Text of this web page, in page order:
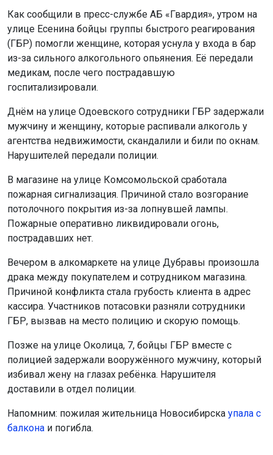
Как сообщили в пресс-службе АБ «Гвардия», утром на
улице Есенина бойцы группы быстрого реагирования
(ГБР) помогли женщине, которая уснула у входа в бар
из-за сильного алкогольного опьянения. Её передали
медикам, после чего пострадавшую
госпитализировали.
Днём на улице Одоевского сотрудники ГБР задержали
мужчину и женщину, которые распивали алкоголь у
агентства недвижимости, скандалили и били по окнам.
Нарушителей передали полиции.
В магазине на улице Комсомольской сработала
пожарная сигнализация. Причиной стало возгорание
потолочного покрытия из-за лопнувшей лампы.
Пожарные оперативно ликвидировали огонь,
пострадавших нет.
Вечером в алкомаркете на улице Дубравы произошла
драка между покупателем и сотрудником магазина.
Причиной конфликта стала грубость клиента в адрес
кассира. Участников потасовки разняли сотрудники
ГБР, вызвав на место полицию и скорую помощь.
Позже на улице Околица, 7, бойцы ГБР вместе с
полицией задержали вооружённого мужчину, который
избивал жену на глазах ребёнка. Нарушителя
доставили в отдел полиции.
Напомним: пожилая жительница Новосибирска упала с
балкона и погибла.